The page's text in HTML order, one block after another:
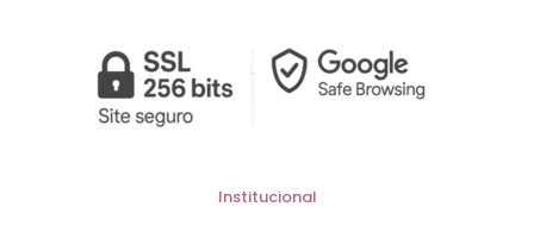
Institucional